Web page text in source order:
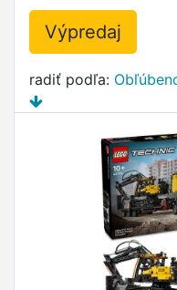
Výpredaj
radiť podľa: